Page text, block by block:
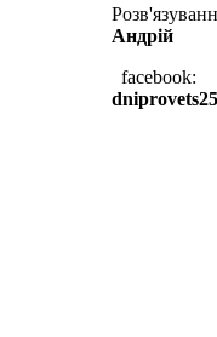
Андрій
facebook:
dniprovets25